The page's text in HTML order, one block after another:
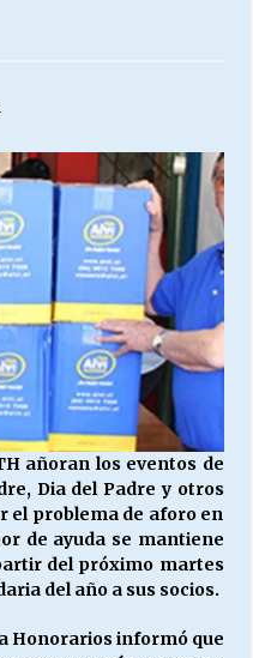
CLIMA
El Carmen de Maipu.
HONORARIOS, DESPIDOS
añoran los eventos de
Dia del Padre y otros
el problema de aforo en
de ayuda se mantiene
del próximo martes
del año a sus socios.
Honorarios informó que